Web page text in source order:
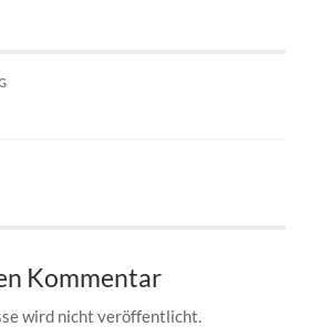
Kommentar
wird nicht veröffentlicht.